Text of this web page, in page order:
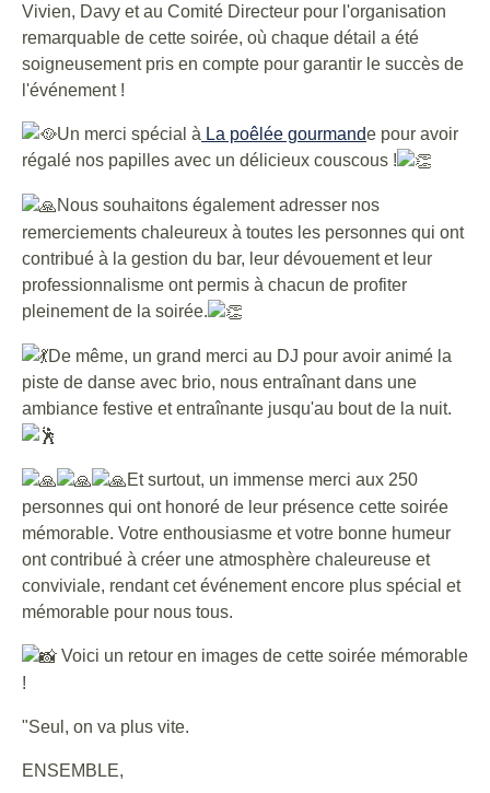
Vivien, Davy et au Comité Directeur pour l'organisation
remarquable de cette soirée, où chaque détail a été
soigneusement pris en compte pour garantir le succès de
l'événement !
Un merci spécial à La poêlée gourmande pour avoir
régalé nos papilles avec un délicieux couscous !
Nous souhaitons également adresser nos
remerciements chaleureux à toutes les personnes qui ont
contribué à la gestion du bar, leur dévouement et leur
professionnalisme ont permis à chacun de profiter
pleinement de la soirée.
De même, un grand merci au DJ pour avoir animé la
piste de danse avec brio, nous entraînant dans une
ambiance festive et entraînante jusqu'au bout de la nuit.
Et surtout, un immense merci aux 250
personnes qui ont honoré de leur présence cette soirée
mémorable. Votre enthousiasme et votre bonne humeur
ont contribué à créer une atmosphère chaleureuse et
conviviale, rendant cet événement encore plus spécial et
mémorable pour nous tous.
Voici un retour en images de cette soirée mémorable
!
"Seul, on va plus vite.
ENSEMBLE,